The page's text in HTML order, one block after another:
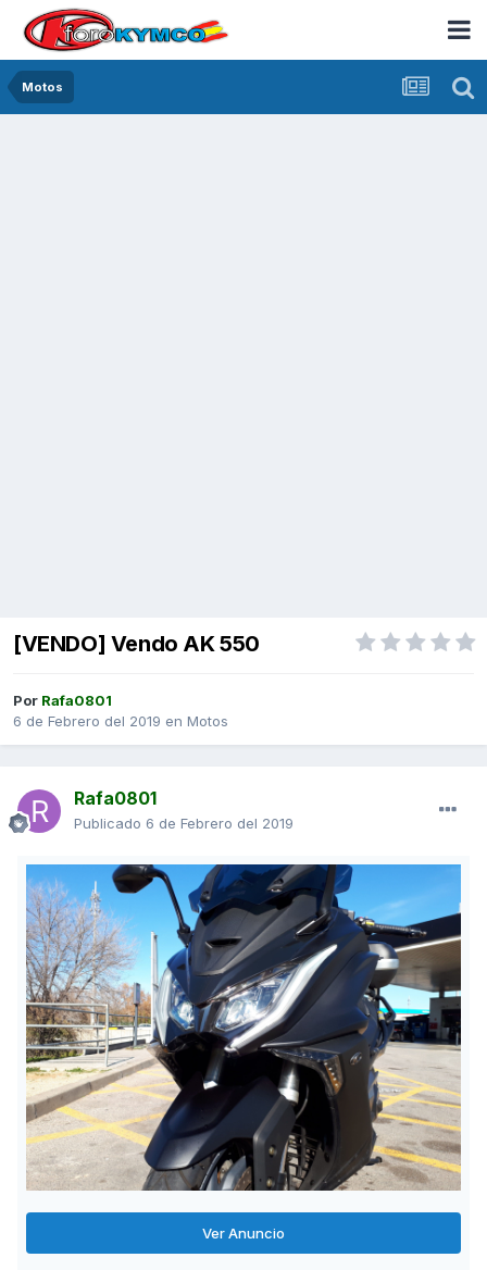
Motos
[VENDO] Vendo AK 550
Por Rafa0801
6 de Febrero del 2019 en Motos
Rafa0801
Publicado 6 de Febrero del 2019
Ver Anuncio